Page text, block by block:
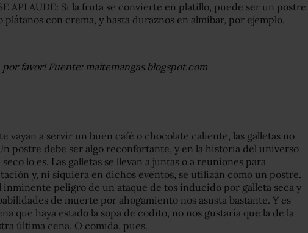
APLAUDE: Si la fruta se convierte en platillo, puede ser un postre
plátanos con crema, y hasta duraznos en almíbar, por ejemplo.
por favor! Fuente: maitemangas.blogspot.com
vayan a servir un buen café o chocolate caliente, las galletas no
postre debe ser algo reconfortante, y en la historia del universo
lo es. Las galletas se llevan a juntas o a reuniones para
y, ni siquiera en dichos eventos, se utilizan como un postre.
inminente peligro de un ataque de tos inducido por galleta seca y
de muerte por ahogamiento nos asusta bastante. Y es
que haya estado la sopa de codito, no nos gustaría que la de la
última cena. O comida, pues.